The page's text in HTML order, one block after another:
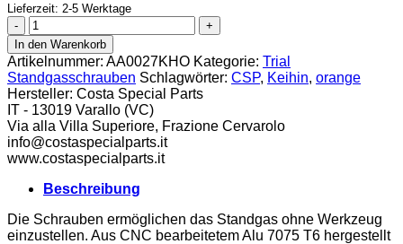
Lieferzeit: 2-5 Werktage
CSP
Keihin
Standgasschraube
links
orange
Menge
In den Warenkorb
Artikelnummer: AA0027KHO Kategorie: Trial
Standgasschrauben Schlagwörter: CSP, Keihin, orange
Hersteller: Costa Special Parts
IT - 13019 Varallo (VC)
Via alla Villa Superiore, Frazione Cervarolo
info@costaspecialparts.it
www.costaspecialparts.it
Beschreibung
Die Schrauben ermöglichen das Standgas ohne Werkzeug
einzustellen. Aus CNC bearbeitetem Alu 7075 T6 hergestellt